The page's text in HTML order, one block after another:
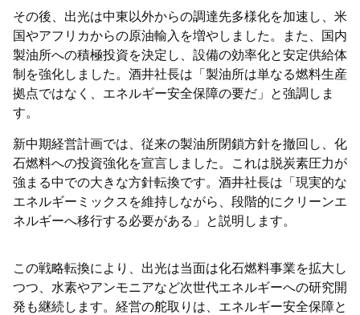
その後、出光は中東以外からの調達先多様化を加速し、米
国やアフリカからの原油輸入を増やしました。また、国内
製油所への積極投資を決定し、設備の効率化と安定供給体
制を強化しました。酒井社長は「製油所は単なる燃料生産
拠点ではなく、エネルギー安全保障の要だ」と強調しま
す。
新中期経営計画では、従来の製油所閉鎖方針を撤回し、化
石燃料への投資強化を宣言しました。これは脱炭素圧力が
強まる中での大きな方針転換です。酒井社長は「現実的な
エネルギーミックスを維持しながら、段階的にクリーンエ
ネルギーへ移行する必要がある」と説明します。
この戦略転換により、出光は当面は化石燃料事業を拡大し
つつ、水素やアンモニアなど次世代エネルギーへの研究開
発も継続します。経営の舵取りは、エネルギー安全保障と